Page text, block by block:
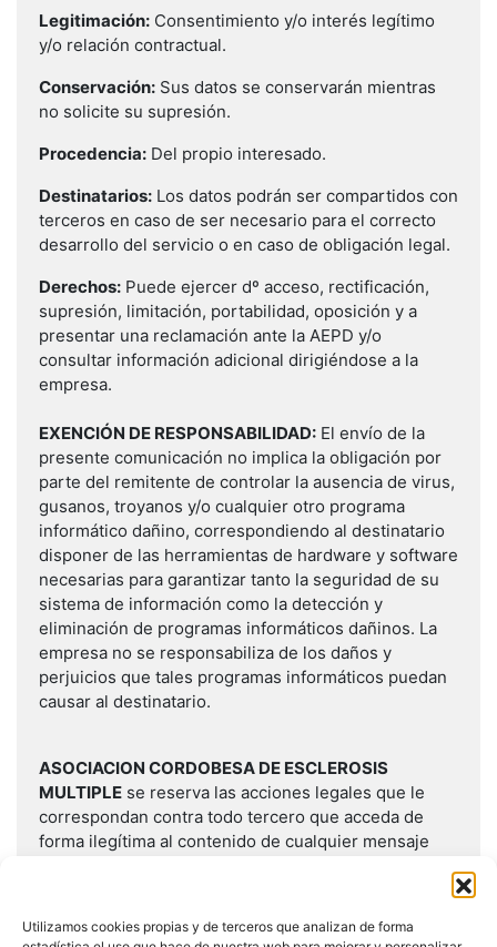
Utilizamos cookies propias y de terceros que analizan de forma
Legitimación: Consentimiento y/o interés legítimo
y/o relación contractual.
Conservación: Sus datos se conservarán mientras
no solicite su supresión.
Procedencia: Del propio interesado.
Destinatarios: Los datos podrán ser compartidos con
terceros en caso de ser necesario para el correcto
desarrollo del servicio o en caso de obligación legal.
Derechos: Puede ejercer dº acceso, rectificación,
supresión, limitación, portabilidad, oposición y a
presentar una reclamación ante la AEPD y/o
consultar información adicional dirigiéndose a la
empresa.
EXENCIÓN DE RESPONSABILIDAD: El envío de la
presente comunicación no implica la obligación por
parte del remitente de controlar la ausencia de virus,
gusanos, troyanos y/o cualquier otro programa
informático dañino, correspondiendo al destinatario
disponer de las herramientas de hardware y software
necesarias para garantizar tanto la seguridad de su
sistema de información como la detección y
eliminación de programas informáticos dañinos. La
empresa no se responsabiliza de los daños y
perjuicios que tales programas informáticos puedan
causar al destinatario.
ASOCIACION CORDOBESA DE ESCLEROSIS
MULTIPLE se reserva las acciones legales que le
correspondan contra todo tercero que acceda de
forma ilegítima al contenido de cualquier mensaje